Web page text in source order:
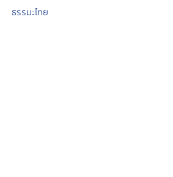
ธรรมะไทย